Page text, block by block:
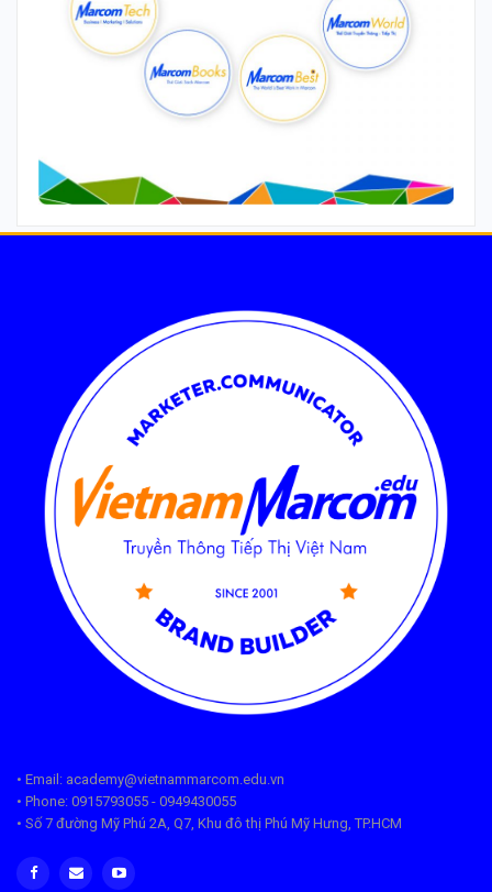
• Email: academy@vietnammarcom.edu.vn
• Phone: 0915793055 - 0949430055
• Số 7 đường Mỹ Phú 2A, Q7, Khu đô thị Phú Mỹ Hưng, TP.HCM